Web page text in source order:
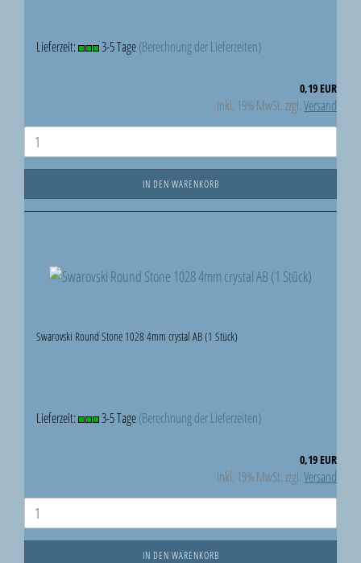
Lieferzeit: 3-5 Tage(Berechnung der Lieferzeiten)
0,19 EUR
inkl. 19% MwSt. zzgl.Versand
IN DEN WARENKORB
Swarovski Round Stone 1028 4mm crystal AB (1 Stück)
Lieferzeit: 3-5 Tage(Berechnung der Lieferzeiten)
0,19 EUR
inkl. 19% MwSt. zzgl.Versand
IN DEN WARENKORB